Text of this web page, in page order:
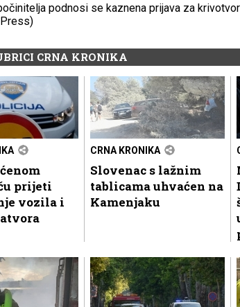
podnosi se kaznena prijava za
CRNA KRONIKA
prijeti
vozila i
CRNA KRONIKA
Slovenac s lažnim
tablicama uhvaćen na
Kamenjaku